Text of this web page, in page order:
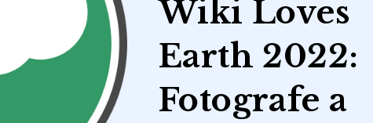
Wiki Loves
Earth 2022:
Fotografe a